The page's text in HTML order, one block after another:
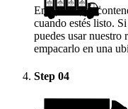
Enviamos los
cuando estés listo.
puedes usar nuestro
empacarlo en una
Step 04